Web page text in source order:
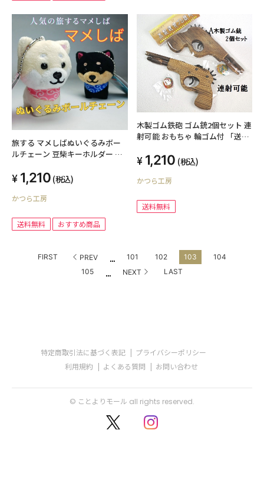
旅する マメしばぬいぐるみボー
ルチェーン 豆柴キーホルダー 柴
1,210 (税込)
かつら工房
送料無料 おすすめ商品
木製ゴム鉄砲 ゴム銃2個セット 連
射可能 おもちゃ 輪ゴム付 「送料
1,210 (税込)
かつら工房
送料無料
FIRST PREV ... 101 102 103
104
105
... NEXT LAST
特定商取引法に基づく表記
プライバシーポリシー
利用規約
よくある質問 お問い合わせ
© ことよりモール all rights reserved.